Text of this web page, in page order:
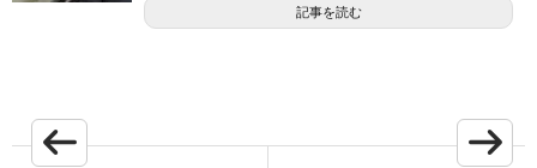
記事を読む